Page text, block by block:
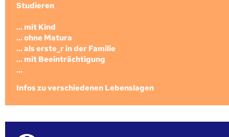
Studieren
... mit Kind
... ohne Matura
... als erste_r in der Familie
... mit Beeinträchtigung
...
Infos zu verschiedenen Lebenslagen